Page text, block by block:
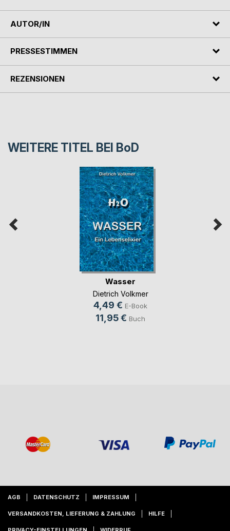
AUTOR/IN
PRESSESTIMMEN
REZENSIONEN
WEITERE TITEL BEI BoD
Wasser
Dietrich Volkmer
4,49 € E-Book
11,95 € Buch
AGB DATENSCHUTZ IMPRESSUM
VERSANDKOSTEN, LIEFERUNG & ZAHLUNG HILFE